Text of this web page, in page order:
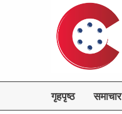
गृहपृष्ठ समाचार